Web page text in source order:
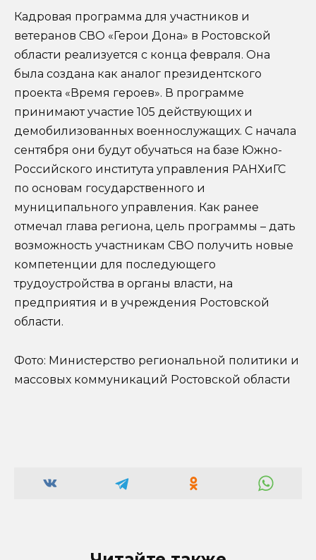
Кадровая программа для участников и
ветеранов СВО «Герои Дона» в Ростовской
области реализуется с конца февраля. Она
была создана как аналог президентского
проекта «Время героев». В программе
принимают участие 105 действующих и
демобилизованных военнослужащих. С начала
сентября они будут обучаться на базе Южно-
Российского института управления РАНХиГС
по основам государственного и
муниципального управления. Как ранее
отмечал глава региона, цель программы – дать
возможность участникам СВО получить новые
компетенции для последующего
трудоустройства в органы власти, на
предприятия и в учреждения Ростовской
области.
Фото: Министерство региональной политики и
массовых коммуникаций Ростовской области